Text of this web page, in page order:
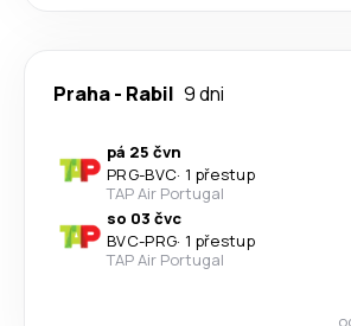
Praha- Rabil 9 dni
pá 25 čvn
PRG-BVC· 1 přestup
TAP Air Portugal
so 03 čvc
BVC-PRG· 1 přestup
TAP Air Portugal